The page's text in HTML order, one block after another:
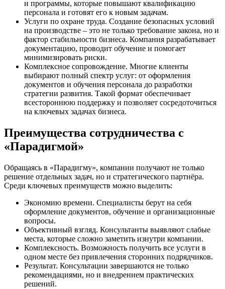
и программы, которые повышают квалификацию
персонала и готовят его к новым задачам.
Услуги по охране труда. Создание безопасных условий
на производстве – это не только требование закона, но и
фактор стабильности бизнеса. Компания разрабатывает
документацию, проводит обучение и помогает
минимизировать риски.
Комплексное сопровождение. Многие клиенты
выбирают полный спектр услуг: от оформления
документов и обучения персонала до разработки
стратегии развития. Такой формат обеспечивает
всестороннюю поддержку и позволяет сосредоточиться
на ключевых задачах бизнеса.
Преимущества сотрудничества с
«Парадигмой»
Обращаясь в «Парадигму», компании получают не только
решение отдельных задач, но и стратегического партнёра.
Среди ключевых преимуществ можно выделить:
Экономию времени. Специалисты берут на себя
оформление документов, обучение и организационные
вопросы.
Объективный взгляд. Консультанты выявляют слабые
места, которые сложно заметить изнутри компании.
Комплексность. Возможность получить все услуги в
одном месте без привлечения сторонних подрядчиков.
Результат. Консультации завершаются не только
рекомендациями, но и внедрением практических
решений.